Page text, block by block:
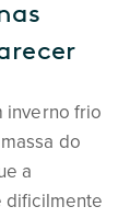
inverno frio
do
a
dificilmente